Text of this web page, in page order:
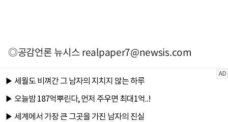
◎공감언론 뉴시스realpaper7@newsis.com